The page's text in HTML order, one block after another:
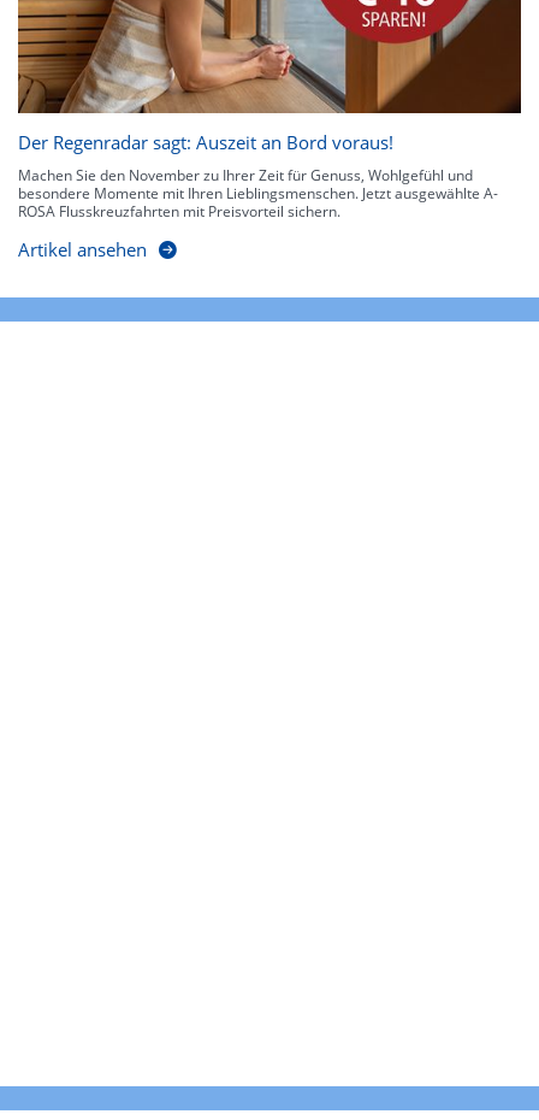
Der Regenradar sagt: Auszeit an Bord voraus!
Machen Sie den November zu Ihrer Zeit für Genuss, Wohlgefühl und
besondere Momente mit Ihren Lieblingsmenschen. Jetzt ausgewählte A-
ROSA Flusskreuzfahrten mit Preisvorteil sichern.
Artikel ansehen